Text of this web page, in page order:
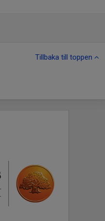
Tillbaka till toppen